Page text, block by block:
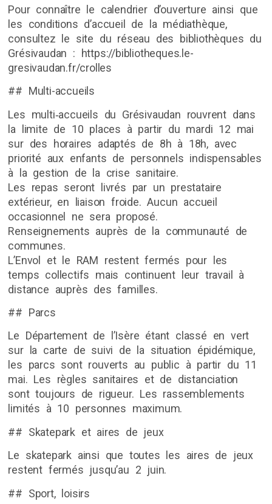
Pour connaître le calendrier d’ouverture ainsi que
les conditions d’accueil de la médiathèque,
consultez le site du réseau des bibliothèques du
Grésivaudan : https://bibliotheques.le-
gresivaudan.fr/crolles
## Multi-accueils
Les multi‐accueils du Grésivaudan rouvrent dans
la limite de 10 places à partir du mardi 12 mai
sur des horaires adaptés de 8h à 18h, avec
priorité aux enfants de personnels indispensables
à la gestion de la crise sanitaire.
Les repas seront livrés par un prestataire
extérieur, en liaison froide. Aucun accueil
occasionnel ne sera proposé.
Renseignements auprès de la communauté de
communes.
L’Envol et le RAM restent fermés pour les
temps collectifs mais continuent leur travail à
distance auprès des familles.
## Parcs
Le Département de l’Isère étant classé en vert
sur la carte de suivi de la situation épidémique,
les parcs sont rouverts au public à partir du 11
mai. Les règles sanitaires et de distanciation
sont toujours de rigueur. Les rassemblements
limités à 10 personnes maximum.
## Skatepark et aires de jeux
Le skatepark ainsi que toutes les aires de jeux
restent fermés jusqu’au 2 juin.
## Sport, loisirs